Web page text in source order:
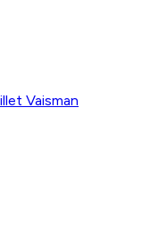
Vaisman